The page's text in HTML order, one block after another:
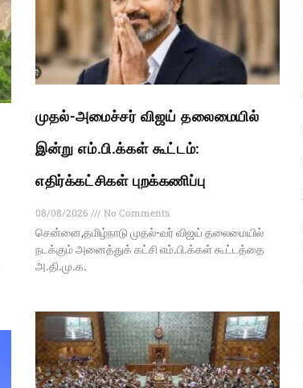
முதல்-அமைச்சர் விஜய் தலைமையில்
இன்று எம்.பி.க்கள் கூட்டம்:
எதிர்க்கட்சிகள் புறக்கணிப்பு
08/08/2026
No Comments
சென்னை,தமிழ்நாடு முதல்-வர் விஜய் தலைமையில்
நடக்கும் அனைத்துக் கட்சி எம்.பி.க்கள் கூட்டத்தை
அ.தி.மு.க.